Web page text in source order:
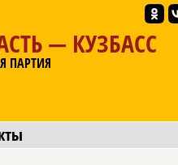
— КУЗБАСС
ПАРТИЯ